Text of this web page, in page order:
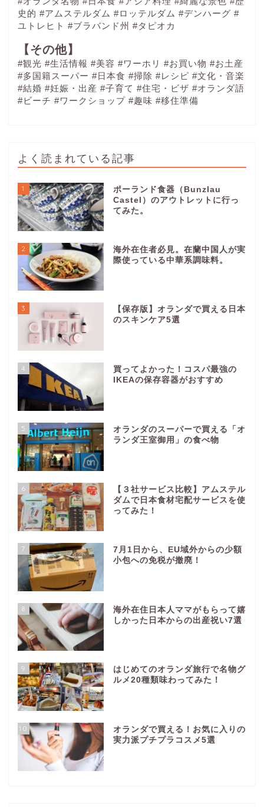
史的 #アムステルダム #ロッテルダム #デンハーグ #
ユトレヒト #ブラバンド州 #タピオカ
【その他】
#観光 #生活情報 #美容 #ワーホリ #お買い物 #お土産
#多国籍スーパー #日本食 #掃除 #レシピ #文化・音楽
#結婚 #妊娠・出産 #子育て #住宅・ビザ #オランダ語
#ビーチ #ワークショップ #趣味 #移住準備
よく読まれている記事
1
ポーランド食器（Bunzlau
Castel）のアウトレットに行っ
てみた。
2
海外在住者必見。在蘭中国人が実
際使っている中華系調味料。
3
【保存版】オランダで買える日本
のスキンケア5選
4
買ってよかった！コスパ最強の
IKEAの保存容器がおすすめ
5
オランダのスーパーで買える「オ
ランダ王室御用」の食べ物
6
【３社サービス比較】アムステル
ダムで日本食材宅配サービスを使
ってみた！
7
7月1日から、EU域外からの少額
小包への免税が撤廃！
8
海外在住日本人ママがもらって嬉
しかった日本からの出産祝い7選
9
はじめてのオランダ旅行で名物グ
ルメ20種類味わってみた！
10
オランダで買える！お気に入りの
実力派プチプラコスメ5選